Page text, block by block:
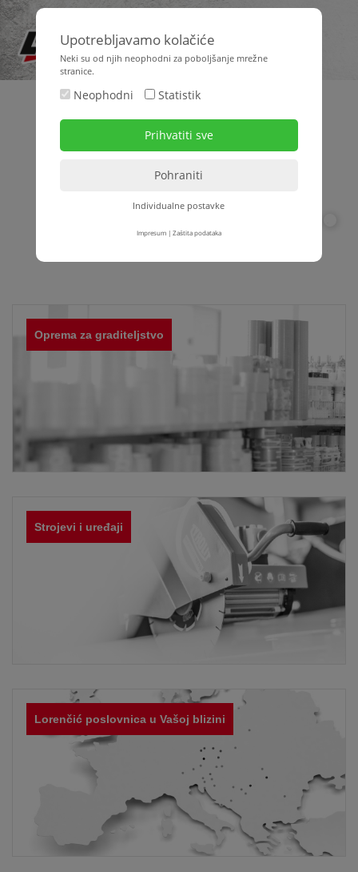
Oprema za graditeljstvo
Strojevi i uređaji
Lorenčić poslovnica u Vašoj blizini
Upotrebljavamo kolačiće
Neki su od njih neophodni za poboljšanje mrežne
stranice.
Neophodni Statistik
Individualne postavke
Impresum| Zaštita podataka